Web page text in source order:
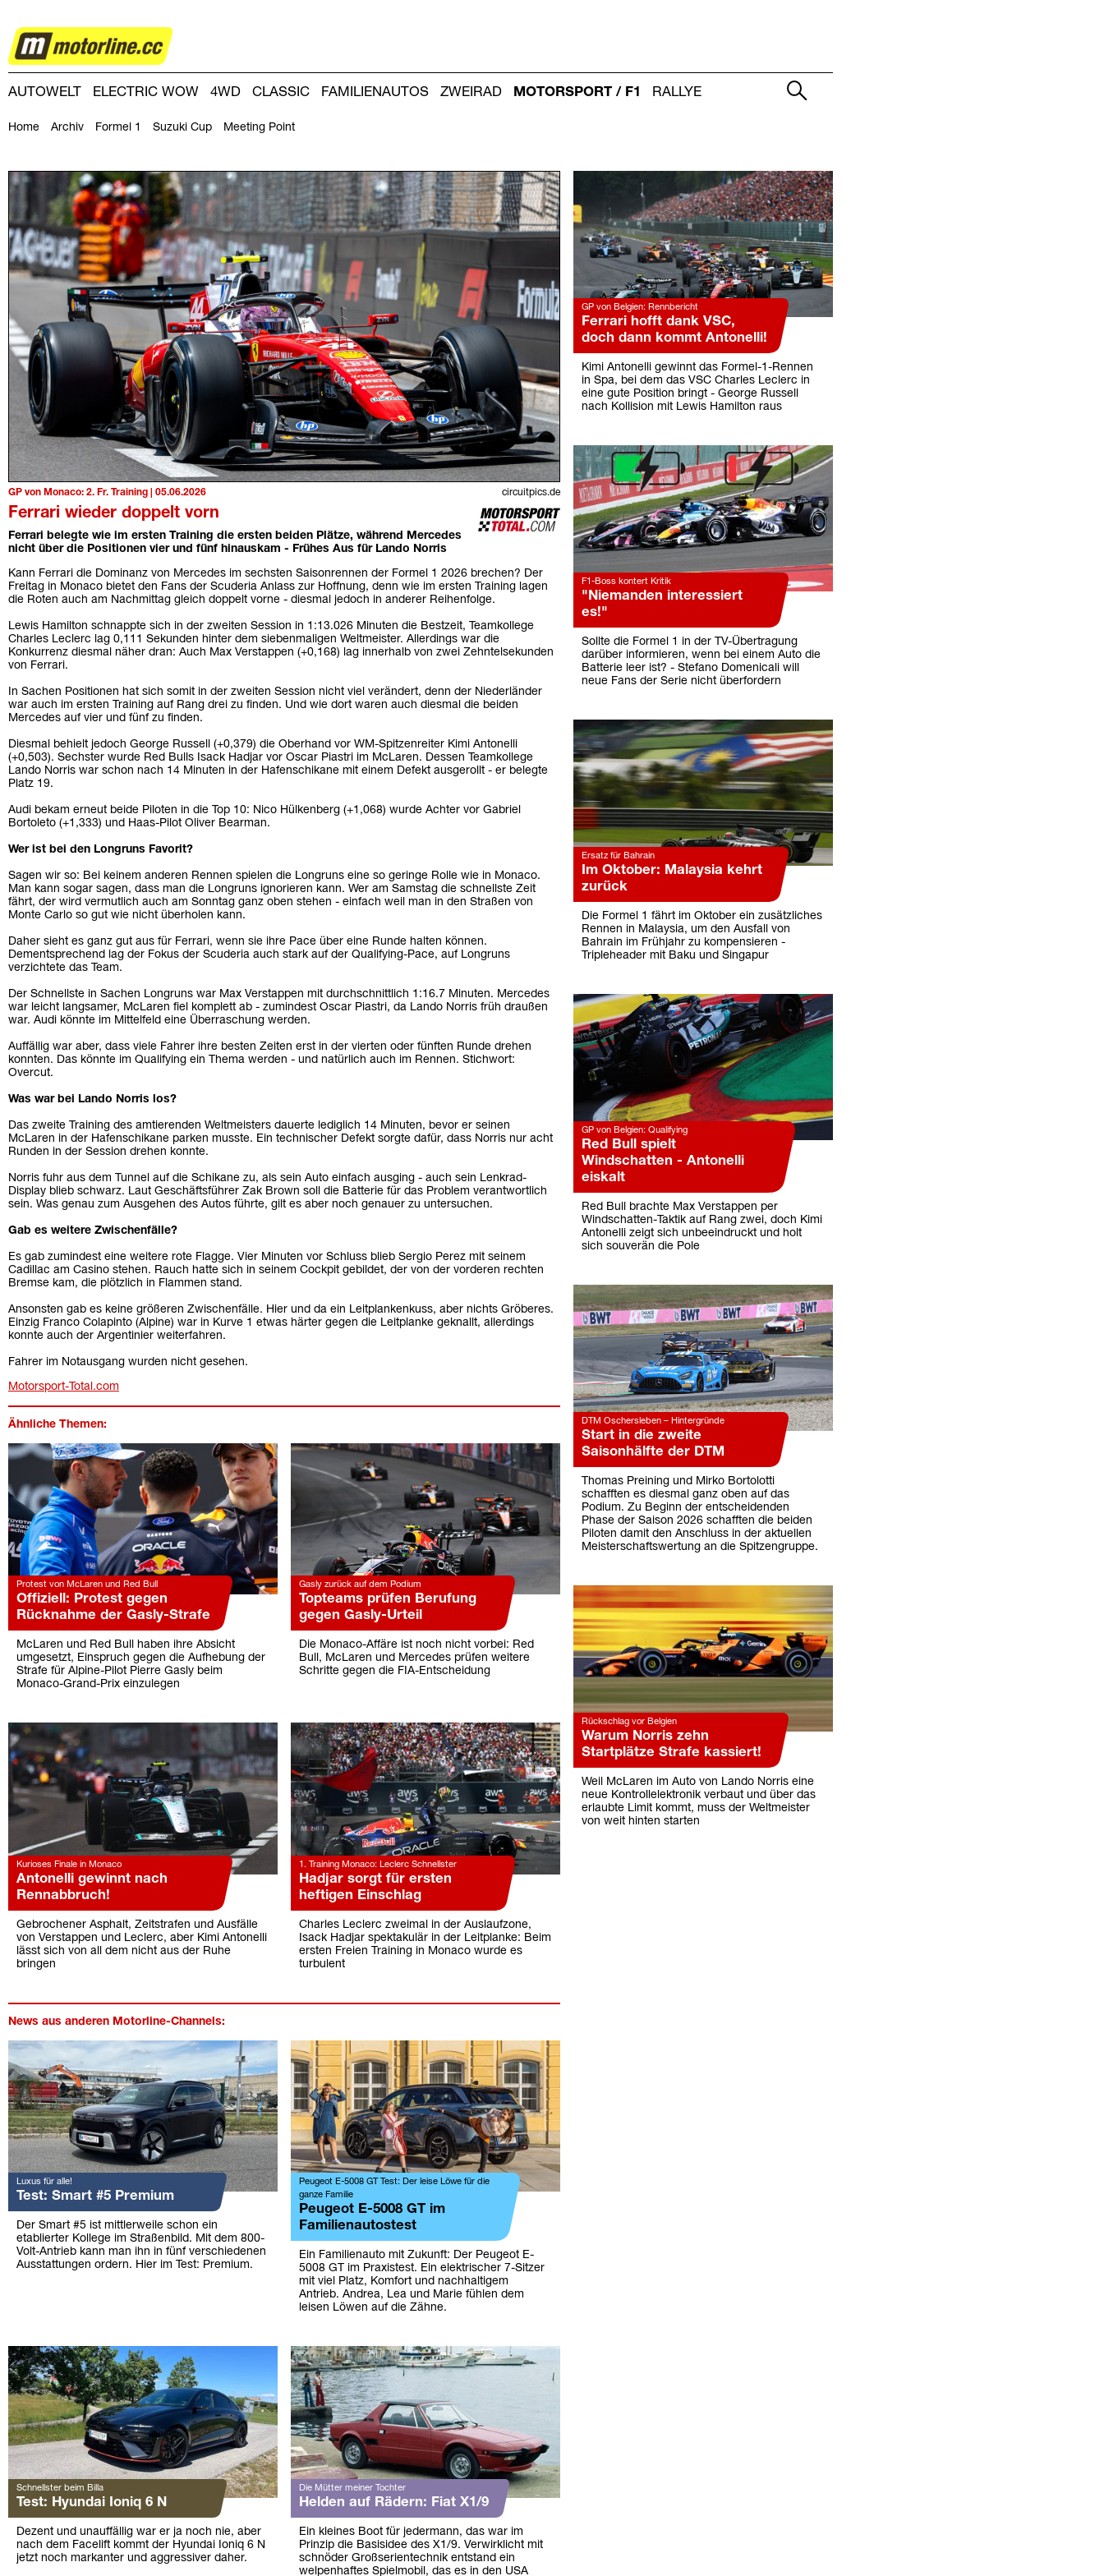
MOTORSPORT
AUTOWELT ELECTRIC WOW 4WD CLASSIC FAMILIENAUTOS ZWEIRAD MOTORSPORT / F1
Home Archiv Formel 1 Suzuki Cup Meeting Point
RALLYE
circuitpics.de
GP von Monaco: 2. Fr. Training | 05.06.2026
Ferrari wieder doppelt vorn
Ferrari belegte wie im ersten Training die ersten beiden Plätze, während Mercedes
nicht über die Positionen vier und fünf hinauskam - Frühes Aus für Lando Norris
Kann Ferrari die Dominanz von Mercedes im sechsten Saisonrennen der Formel 1 2026 brechen? Der
Freitag in Monaco bietet den Fans der Scuderia Anlass zur Hoffnung, denn wie im ersten Training lagen
die Roten auch am Nachmittag gleich doppelt vorne - diesmal jedoch in anderer Reihenfolge.
Lewis Hamilton schnappte sich in der zweiten Session in 1:13.026 Minuten die Bestzeit, Teamkollege
Charles Leclerc lag 0,111 Sekunden hinter dem siebenmaligen Weltmeister. Allerdings war die
Konkurrenz diesmal näher dran: Auch Max Verstappen (+0,168) lag innerhalb von zwei Zehntelsekunden
von Ferrari.
In Sachen Positionen hat sich somit in der zweiten Session nicht viel verändert, denn der Niederländer
war auch im ersten Training auf Rang drei zu finden. Und wie dort waren auch diesmal die beiden
Mercedes auf vier und fünf zu finden.
Diesmal behielt jedoch George Russell (+0,379) die Oberhand vor WM-Spitzenreiter Kimi Antonelli
(+0,503). Sechster wurde Red Bulls Isack Hadjar vor Oscar Piastri im McLaren. Dessen Teamkollege
Lando Norris war schon nach 14 Minuten in der Hafenschikane mit einem Defekt ausgerollt - er belegte
Platz 19.
Audi bekam erneut beide Piloten in die Top 10: Nico Hülkenberg (+1,068) wurde Achter vor Gabriel
Bortoleto (+1,333) und Haas-Pilot Oliver Bearman.
Wer ist bei den Longruns Favorit?
Sagen wir so: Bei keinem anderen Rennen spielen die Longruns eine so geringe Rolle wie in Monaco.
Man kann sogar sagen, dass man die Longruns ignorieren kann. Wer am Samstag die schnellste Zeit
fährt, der wird vermutlich auch am Sonntag ganz oben stehen - einfach weil man in den Straßen von
Monte Carlo so gut wie nicht überholen kann.
Daher sieht es ganz gut aus für Ferrari, wenn sie ihre Pace über eine Runde halten können.
Dementsprechend lag der Fokus der Scuderia auch stark auf der Qualifying-Pace, auf Longruns
verzichtete das Team.
Der Schnellste in Sachen Longruns war Max Verstappen mit durchschnittlich 1:16.7 Minuten. Mercedes
war leicht langsamer, McLaren fiel komplett ab - zumindest Oscar Piastri, da Lando Norris früh draußen
war. Audi könnte im Mittelfeld eine Überraschung werden.
Auffällig war aber, dass viele Fahrer ihre besten Zeiten erst in der vierten oder fünften Runde drehen
konnten. Das könnte im Qualifying ein Thema werden - und natürlich auch im Rennen. Stichwort:
Overcut.
Was war bei Lando Norris los?
Das zweite Training des amtierenden Weltmeisters dauerte lediglich 14 Minuten, bevor er seinen
McLaren in der Hafenschikane parken musste. Ein technischer Defekt sorgte dafür, dass Norris nur acht
Runden in der Session drehen konnte.
Norris fuhr aus dem Tunnel auf die Schikane zu, als sein Auto einfach ausging - auch sein Lenkrad-
Display blieb schwarz. Laut Geschäftsführer Zak Brown soll die Batterie für das Problem verantwortlich
sein. Was genau zum Ausgehen des Autos führte, gilt es aber noch genauer zu untersuchen.
Gab es weitere Zwischenfälle?
Es gab zumindest eine weitere rote Flagge. Vier Minuten vor Schluss blieb Sergio Perez mit seinem
Cadillac am Casino stehen. Rauch hatte sich in seinem Cockpit gebildet, der von der vorderen rechten
Bremse kam, die plötzlich in Flammen stand.
Ansonsten gab es keine größeren Zwischenfälle. Hier und da ein Leitplankenkuss, aber nichts Gröberes.
Einzig Franco Colapinto (Alpine) war in Kurve 1 etwas härter gegen die Leitplanke geknallt, allerdings
konnte auch der Argentinier weiterfahren.
Fahrer im Notausgang wurden nicht gesehen.
Motorsport-Total.com
Ähnliche Themen:
Protest von McLaren und Red Bull
Offiziell: Protest gegen
Rücknahme der Gasly-Strafe
McLaren und Red Bull haben ihre Absicht
umgesetzt, Einspruch gegen die Aufhebung der
Strafe für Alpine-Pilot Pierre Gasly beim
Monaco-Grand-Prix einzulegen
Gasly zurück auf dem Podium
Topteams prüfen Berufung
gegen Gasly-Urteil
Die Monaco-Affäre ist noch nicht vorbei: Red
Bull, McLaren und Mercedes prüfen weitere
Schritte gegen die FIA-Entscheidung
Kurioses Finale in Monaco
Antonelli gewinnt nach
Rennabbruch!
Gebrochener Asphalt, Zeitstrafen und Ausfälle
von Verstappen und Leclerc, aber Kimi Antonelli
lässt sich von all dem nicht aus der Ruhe
bringen
1. Training Monaco: Leclerc Schnellster
Hadjar sorgt für ersten
heftigen Einschlag
Charles Leclerc zweimal in der Auslaufzone,
Isack Hadjar spektakulär in der Leitplanke: Beim
ersten Freien Training in Monaco wurde es
turbulent
News aus anderen Motorline-Channels:
Luxus für alle!
Test: Smart #5 Premium
Der Smart #5 ist mittlerweile schon ein
etablierter Kollege im Straßenbild. Mit dem 800-
Volt-Antrieb kann man ihn in fünf verschiedenen
Ausstattungen ordern. Hier im Test: Premium.
Peugeot E-5008 GT Test: Der leise Löwe für die
ganze Familie
Peugeot E-5008 GT im
Familienautostest
Ein Familienauto mit Zukunft: Der Peugeot E-
5008 GT im Praxistest. Ein elektrischer 7-Sitzer
mit viel Platz, Komfort und nachhaltigem
Antrieb. Andrea, Lea und Marie fühlen dem
leisen Löwen auf die Zähne.
Schnellster beim Billa
Test: Hyundai Ioniq 6 N
Dezent und unauffällig war er ja noch nie, aber
nach dem Facelift kommt der Hyundai Ioniq 6 N
jetzt noch markanter und aggressiver daher.
Die Mütter meiner Tochter
Helden auf Rädern: Fiat X1/9
Ein kleines Boot für jedermann, das war im
Prinzip die Basisidee des X1/9. Verwirklicht mit
schnöder Großserientechnik entstand ein
welpenhaftes Spielmobil, das es in den USA
GP von Belgien: Rennbericht
Ferrari hofft dank VSC,
doch dann kommt Antonelli!
Kimi Antonelli gewinnt das Formel-1-Rennen
in Spa, bei dem das VSC Charles Leclerc in
eine gute Position bringt - George Russell
nach Kollision mit Lewis Hamilton raus
F1-Boss kontert Kritik
"Niemanden interessiert
es!"
Sollte die Formel 1 in der TV-Übertragung
darüber informieren, wenn bei einem Auto die
Batterie leer ist? - Stefano Domenicali will
neue Fans der Serie nicht überfordern
Ersatz für Bahrain
Im Oktober: Malaysia kehrt
zurück
Die Formel 1 fährt im Oktober ein zusätzliches
Rennen in Malaysia, um den Ausfall von
Bahrain im Frühjahr zu kompensieren -
Tripleheader mit Baku und Singapur
GP von Belgien: Qualifying
Red Bull spielt
Windschatten - Antonelli
eiskalt
Red Bull brachte Max Verstappen per
Windschatten-Taktik auf Rang zwei, doch Kimi
Antonelli zeigt sich unbeeindruckt und holt
sich souverän die Pole
DTM Oschersleben – Hintergründe
Start in die zweite
Saisonhälfte der DTM
Thomas Preining und Mirko Bortolotti
schafften es diesmal ganz oben auf das
Podium. Zu Beginn der entscheidenden
Phase der Saison 2026 schafften die beiden
Piloten damit den Anschluss in der aktuellen
Meisterschaftswertung an die Spitzengruppe.
Rückschlag vor Belgien
Warum Norris zehn
Startplätze Strafe kassiert!
Weil McLaren im Auto von Lando Norris eine
neue Kontrollelektronik verbaut und über das
erlaubte Limit kommt, muss der Weltmeister
von weit hinten starten